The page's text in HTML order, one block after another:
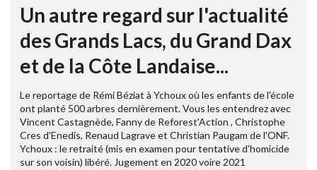
Un autre regard sur l'actualité
des Grands Lacs, du Grand Dax
et de la Côte Landaise...
Le reportage de Rémi Béziat à Ychoux où les enfants de l'école
ont planté 500 arbres dernièrement. Vous les entendrez avec
Vincent Castagnède, Fanny de Reforest'Action , Christophe
Cres d'Enedis, Renaud Lagrave et Christian Paugam de l'ONF.
Ychoux : le retraité (mis en examen pour tentative d'homicide
sur son voisin) libéré. Jugement en 2020 voire 2021